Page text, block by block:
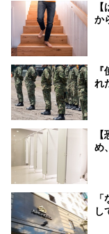
か
れ
め
し